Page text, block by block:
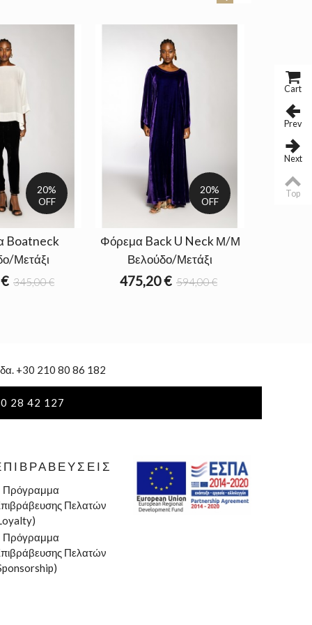
20%
OFF
Boatneck
Μετάξι
345,00 €
20%
OFF
Φόρεμα Back U Neck Μ/Μ
Βελούδο/Μετάξι
475,20 € 594,00 €
+30 210 80 86 182
28 42 127
Πρόγραμμα
Πελατών
Πρόγραμμα
Πελατών
Cart
Prev
Next
Top